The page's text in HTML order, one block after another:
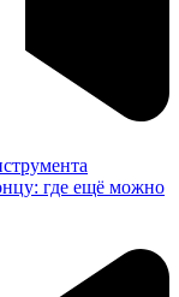
где ещё можно